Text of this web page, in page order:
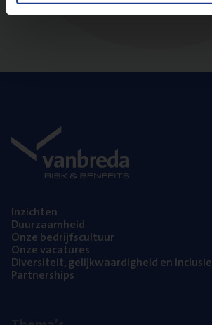
Inzich­ten
Duur­zaam­heid
Onze bedrijfs­cul­tuur
Onze vaca­tu­res
Diver­si­teit, gelijk­waar­dig­heid en inclusie
Part­ner­ships